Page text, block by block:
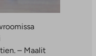
– Maalit